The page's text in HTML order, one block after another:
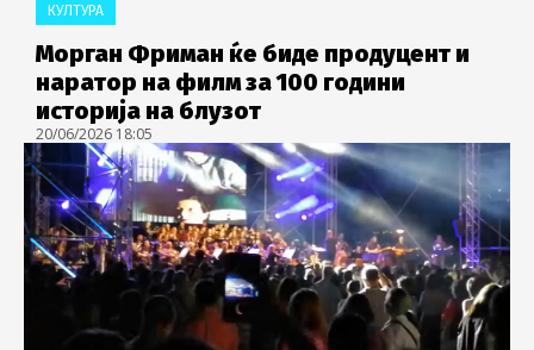
КУЛТУРА
Морган Фриман ќе биде продуцент и
наратор на филм за 100 години
историја на блузот
20/06/2026 18:05